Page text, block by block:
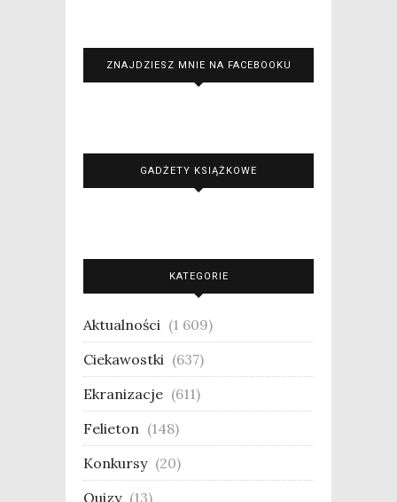
ZNAJDZIESZ MNIE NA FACEBOOKU
GADŻETY KSIĄŻKOWE
KATEGORIE
Aktualności (1 609)
Ciekawostki (637)
Ekranizacje (611)
Felieton (148)
Konkursy (20)
Quizy (13)